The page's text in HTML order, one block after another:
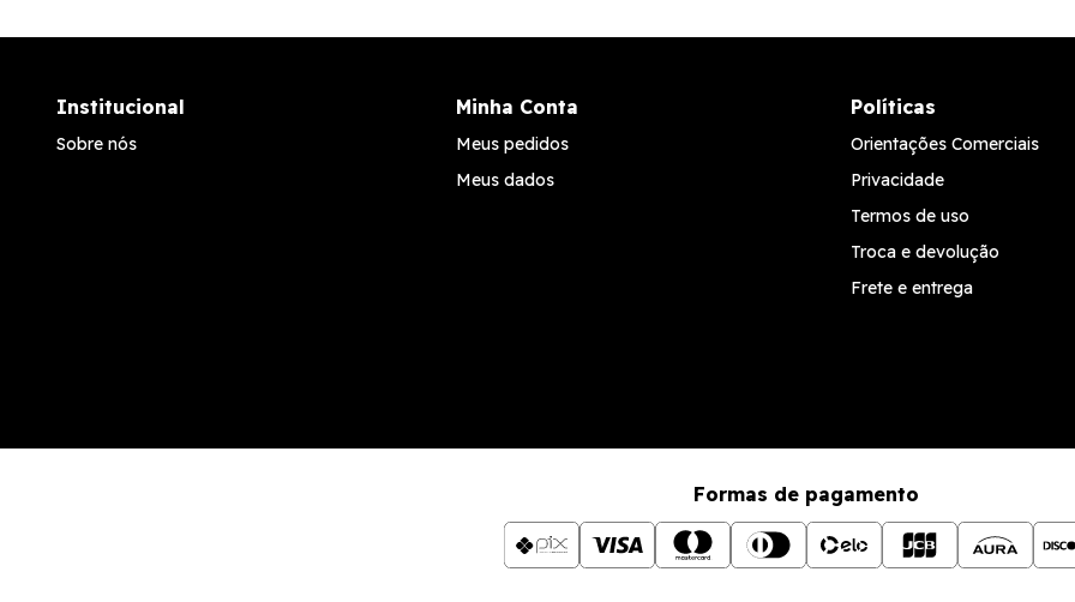
Institucional
Sobre nós
Minha Conta
Meus pedidos
Meus dados
Políticas
Orientações Comerciais
Privacidade
Termos de uso
Troca e devolução
Frete e entrega
Formas de pagamento